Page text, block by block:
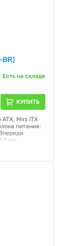
Есть на складе
КУПИТЬ
Mini ITX
питания:
мм.